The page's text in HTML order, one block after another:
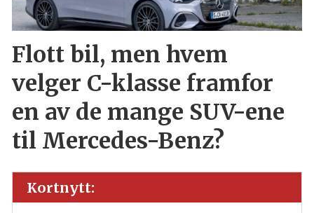
Flott bil, men hvem
velger C-klasse framfor
en av de mange SUV-ene
til Mercedes-Benz?
Kortnytt: